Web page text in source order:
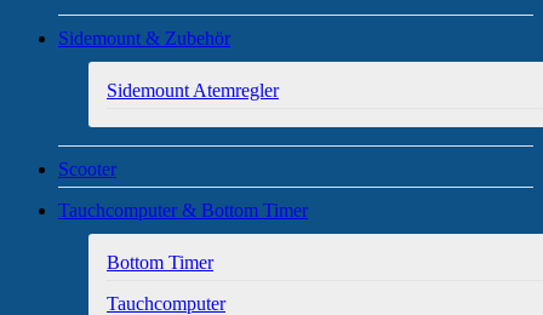
Sidemount & Zubehör
Sidemount Atemregler
Scooter
Tauchcomputer & Bottom Timer
Bottom Timer
Tauchcomputer